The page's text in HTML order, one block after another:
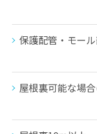
保護配管・モー
屋根裏可能な場